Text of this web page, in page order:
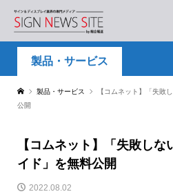
製品・サービス
製品・サービス
【コムネット】「失敗
公開
【コムネット】「失敗し
イド」を無料公開
2022.08.02